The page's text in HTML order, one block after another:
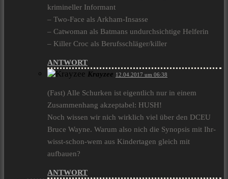
krimineller Informant
– Two-Face als Arkham-Insasse
– Catwoman als Batmans undurchsichtige Helferin
– Killer Croc als Berufsschläger/killer
ANTWORT
Krayzee 12.04.2017 um 06:38
(Fast) Alle Schurken ist eigentlich nur in einem
Zusammenhang akzeptabel: HUSH!
Noch wissen wir nich wirklich viel über den DCEU
Bruce Wayne. Warum also nich die Synopsis mit Ihr-
wisst-schon-wem aus Kindertagen gleich mit
aufbauen?
ANTWORT